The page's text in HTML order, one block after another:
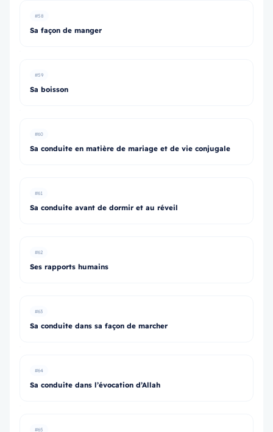
#58
Sa façon de manger
#59
Sa boisson
#60
Sa conduite en matière de mariage et de vie conjugale
#61
Sa conduite avant de dormir et au réveil
#62
Ses rapports humains
#63
Sa conduite dans sa façon de marcher
#64
Sa conduite dans l’évocation d’Allah
#65